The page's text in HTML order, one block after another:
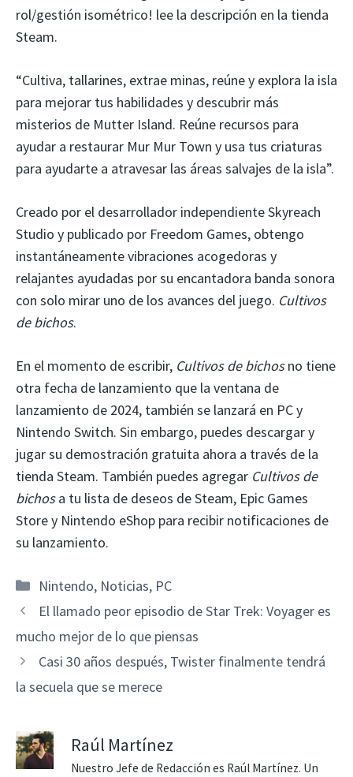
rol/gestión isométrico! lee la descripción en la tienda
Steam.
“Cultiva, tallarines, extrae minas, reúne y explora la isla
para mejorar tus habilidades y descubrir más
misterios de Mutter Island. Reúne recursos para
ayudar a restaurar Mur Mur Town y usa tus criaturas
para ayudarte a atravesar las áreas salvajes de la isla”.
Creado por el desarrollador independiente Skyreach
Studio y publicado por Freedom Games, obtengo
instantáneamente vibraciones acogedoras y
relajantes ayudadas por su encantadora banda sonora
con solo mirar uno de los avances del juego. Cultivos
de bichos.
En el momento de escribir, Cultivos de bichosno tiene
otra fecha de lanzamiento que la ventana de
lanzamiento de 2024, también se lanzará en PC y
Nintendo Switch. Sin embargo, puedes descargar y
jugar su demostración gratuita ahora a través de la
tienda Steam. También puedes agregar Cultivos de
bichosa tu lista de deseos de Steam, Epic Games
Store y Nintendo eShop para recibir notificaciones de
su lanzamiento.
Categorías
Nintendo, Noticias, PC
El llamado peor episodio de Star Trek: Voyager es
mucho mejor de lo que piensas
Casi 30 años después, Twister finalmente tendrá
la secuela que se merece
Raúl Martínez
Nuestro Jefe de Redacción es Raúl Martínez. Un